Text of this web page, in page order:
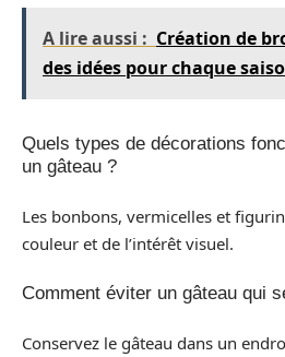
A lire aussi : Création de
des idées pour chaque
Quels types de décorations
un gâteau ?
Les bonbons, vermicelles et
couleur et de l’intérêt visuel.
Comment éviter un gâteau qui
Conservez le gâteau dans un